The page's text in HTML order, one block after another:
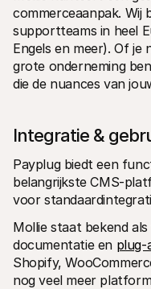
commerceaanpak. Wij
supportteams in heel
Engels en meer). Of je
grote onderneming
die de nuances van
Integratie &
Payplug biedt een
belangrijkste CMS-
voor
Mollie staat bekend
documentatie en plug-
Shopify,
nog veel meer